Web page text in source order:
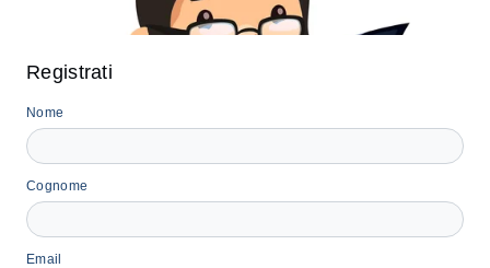
Registrati
Nome
Cognome
Email